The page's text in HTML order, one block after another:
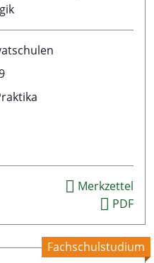
Merkzettel
PDF
Fachschulstudium